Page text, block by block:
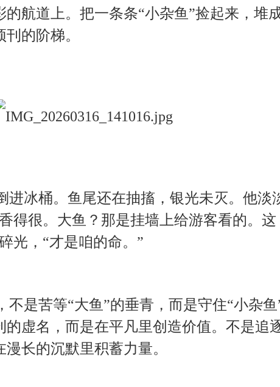
航道上。把一条条“小杂鱼”捡起来，堆
的阶梯。
进冰桶。鱼尾还在抽搐，银光未灭。他淡
得很。大鱼？那是挂墙上给游客看的。这
光，“才是咱的命。”
不是苦等“大鱼”的垂青，而是守住“小杂鱼
的虚名，而是在平凡里创造价值。不是追
长的沉默里积蓄力量。